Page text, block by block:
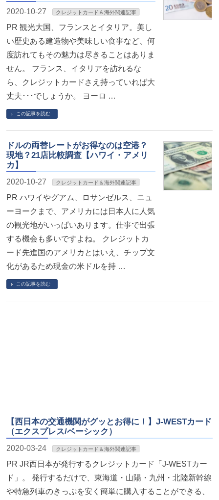
2020-10-27 クレジットカード＆海外関連記事
PR 観光大国、フランスとイタリア。美し
い歴史ある建造物や美味しい食事など、何
度訪れてもその魅力は尽きることはありま
せん。 フランス、イタリアを訪れるな
ら、クレジットカードさえ持っていれば大
丈夫･･･でしょうか。 ヨーロ …
この記事を読む
ドルの両替レートがお得なのは空港？
現地？21店比較調査【ハワイ・アメリ
カ】
2020-10-27 クレジットカード＆海外関連記事
PR ハワイやグアム、ロサンゼルス、ニュ
ーヨークまで、アメリカには日本人に人気
の観光地がいっぱいあります。仕事で出張
する機会も多いですよね。 クレジットカ
ード先進国のアメリカとはいえ、チップ文
化があるため現金の米ドルを持 …
この記事を読む
【西日本の交通機関がグッとお得に！】J-WESTカード
（エクスプレス/ベーシック）
2020-03-24 クレジットカード＆海外関連記事
PR JR西日本が発行するクレジットカード「J-WESTカー
ド」。 発行するだけで、東海道・山陽・九州・北陸新幹線
や特急列車のきっぷを安く簡単に購入することができる、